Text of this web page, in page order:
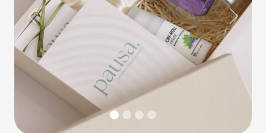
Previous Next